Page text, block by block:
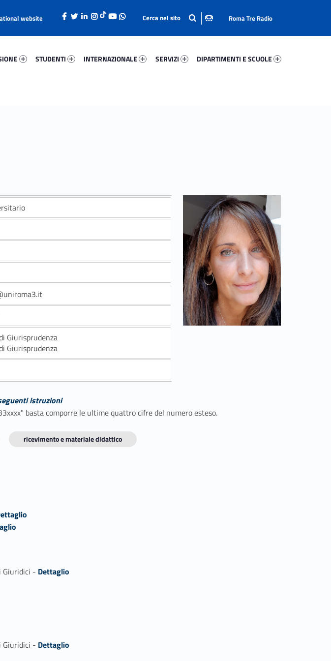
STUDENTI
INTERNAZIONALE
SERVIZI
DIPARTIMENTI E SCUOLE
website Roma Tre Radio
Giurisprudenza
Giurisprudenza
istruzioni
basta comporre le ultime quattro cifre del numero esteso.
ricevimento e materiale didattico
1
Giuridici - Link identifier #identifier_person_155077-1
Dettaglio
Giuridici - Link identifier #identifier_person_33755-1
Dettaglio